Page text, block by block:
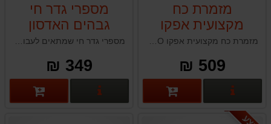
מזמרת כח
מקצועית אפקו
EFCO
509 ₪
פרטים נוספים
מספרי גדר חי
גבהים האדסון
HUDSON עבור
מערכת מוט
טלסקופי האדסון
349 ₪
פרטים נוספים